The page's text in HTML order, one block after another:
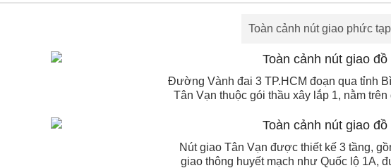
Toàn cảnh nút giao phức
Đường Vành đai 3 TP.HCM đoạn qua tỉnh
Tân Vạn thuộc gói thầu xây lắp 1, nằm
Nút giao Tân Vạn được thiết kế 3 tầng,
giao thông huyết mạch như Quốc lộ 1A,